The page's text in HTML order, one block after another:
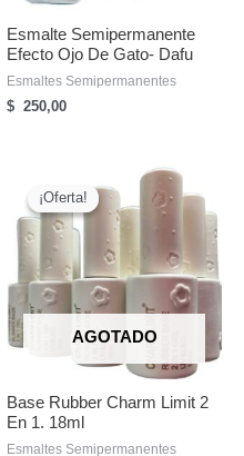
Esmalte Semipermanente
Efecto Ojo De Gato- Dafu
Esmaltes Semipermanentes
$ 250,00
¡Oferta!
AGOTADO
¡Oferta!
Base Rubber Charm Limit 2
En 1. 18ml
Esmaltes Semipermanentes